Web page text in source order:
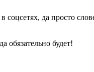
да просто
будет!